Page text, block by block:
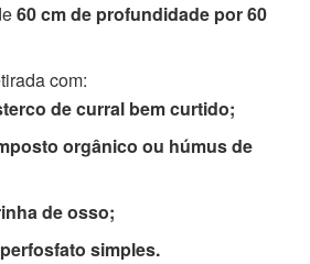
60 cm de profundidade por 60
com:
de curral bem curtido;
orgânico ou húmus de
de osso;
simples.